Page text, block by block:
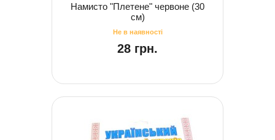
Намисто "Плетене" червоне (30
см)
28 грн.